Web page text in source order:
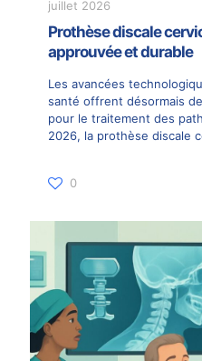
juillet 2026
Prothèse discale
approuvée et durable
Les avancées
santé offrent désormais
pour le traitement des
2026, la prothèse discale
0